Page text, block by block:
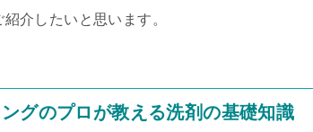
介したいと思います。
グのプロが教える洗剤の基礎知識